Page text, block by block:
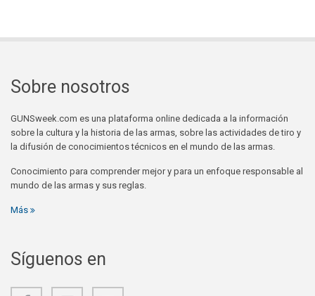
Sobre nosotros
GUNSweek.com es una plataforma online dedicada a la información
sobre la cultura y la historia de las armas, sobre las actividades de tiro y
la difusión de conocimientos técnicos en el mundo de las armas.
Conocimiento para comprender mejor y para un enfoque responsable al
mundo de las armas y sus reglas.
Más
Síguenos en